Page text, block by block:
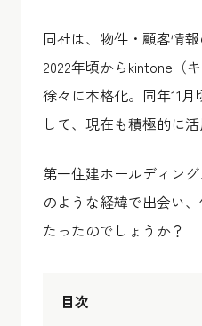
同社は、物件・顧客情報
2022年頃からkintone（
徐々に本格化。同年11
して、現在も積極的に活
第一住建ホールディン
のような経緯で出会い
たったのでしょうか？
目次